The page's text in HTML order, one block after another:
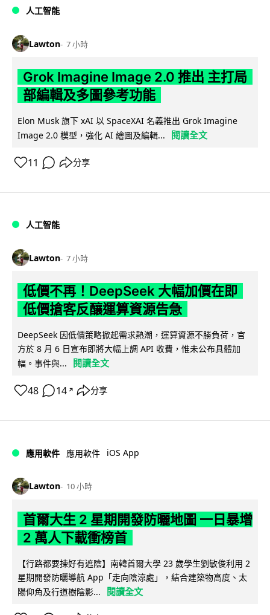
人工智能
Lawton 7 小時
Grok Imagine Image 2.0 推出 主打局
部編輯及多圖參考功能
Elon Musk 旗下 xAI 以 SpaceXAI 名義推出 Grok Imagine
Image 2.0 模型，強化 AI 繪圖及編輯...
閱讀全文
11 分享
人工智能
Lawton 7 小時
低價不再！DeepSeek 大幅加價在即
低價搶客反釀運算資源告急
DeepSeek 因低價策略掀起需求熱潮，運算資源不勝負荷，官
方於 8 月 6 日宣布即將大幅上調 API 收費，惟未公布具體加
幅。事件與...
閱讀全文
48 14 ↗ 分享
應用軟件 應用軟件 iOS App
Lawton 10 小時
首爾大生 2 星期開發防曬地圖 一日暴增
2 萬人下載衝榜首
【行路都要揀好有遮陰】南韓首爾大學 23 歲學生劉敏俊利用 2
星期開發防曬導航 App「走向陰涼處」，結合建築物高度、太
陽仰角及行道樹陰影...
閱讀全文